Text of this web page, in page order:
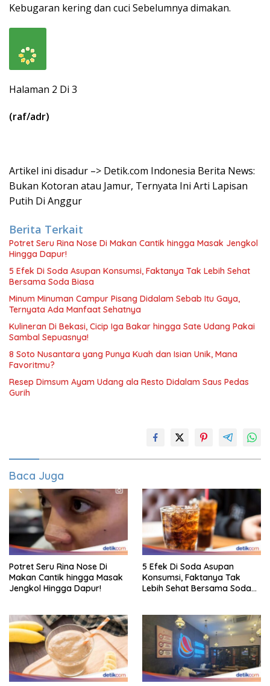
Kebugaran kering dan cuci Sebelumnya dimakan.
Halaman 2 Di 3
(raf/adr)
Artikel ini disadur –> Detik.com Indonesia Berita News:
Bukan Kotoran atau Jamur, Ternyata Ini Arti Lapisan
Putih Di Anggur
Berita Terkait
Potret Seru Rina Nose Di Makan Cantik hingga Masak Jengkol
Hingga Dapur!
5 Efek Di Soda Asupan Konsumsi, Faktanya Tak Lebih Sehat
Bersama Soda Biasa
Minum Minuman Campur Pisang Didalam Sebab Itu Gaya,
Ternyata Ada Manfaat Sehatnya
Kulineran Di Bekasi, Cicip Iga Bakar hingga Sate Udang Pakai
Sambal Sepuasnya!
8 Soto Nusantara yang Punya Kuah dan Isian Unik, Mana
Favoritmu?
Resep Dimsum Ayam Udang ala Resto Didalam Saus Pedas
Gurih
Baca Juga
Potret Seru Rina Nose Di
Makan Cantik hingga Masak
Jengkol Hingga Dapur!
5 Efek Di Soda Asupan
Konsumsi, Faktanya Tak
Lebih Sehat Bersama Soda